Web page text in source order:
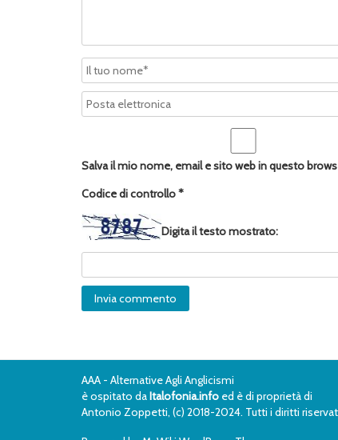
Salva il mio nome, email e sito web in questo
Codice di controllo*
Digita il testo mostrato:
AAA - Alternative Agli Anglicismi
è ospitato daItalofonia.info ed è di proprietà di
Antonio Zoppetti, (c) 2018-2024. Tutti i diritti